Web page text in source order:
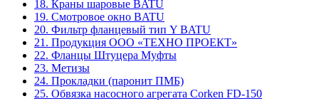
18. Краны шаровые BATU
19. Смотровое окно BATU
20. Фильтр фланцевый тип Y BATU
21. Продукция ООО «ТЕХНО ПРОЕКТ»
22. Фланцы Штуцера Муфты
23. Метизы
24. Прокладки (паронит ПМБ)
25. Обвязка насосного агрегата Corken FD-150